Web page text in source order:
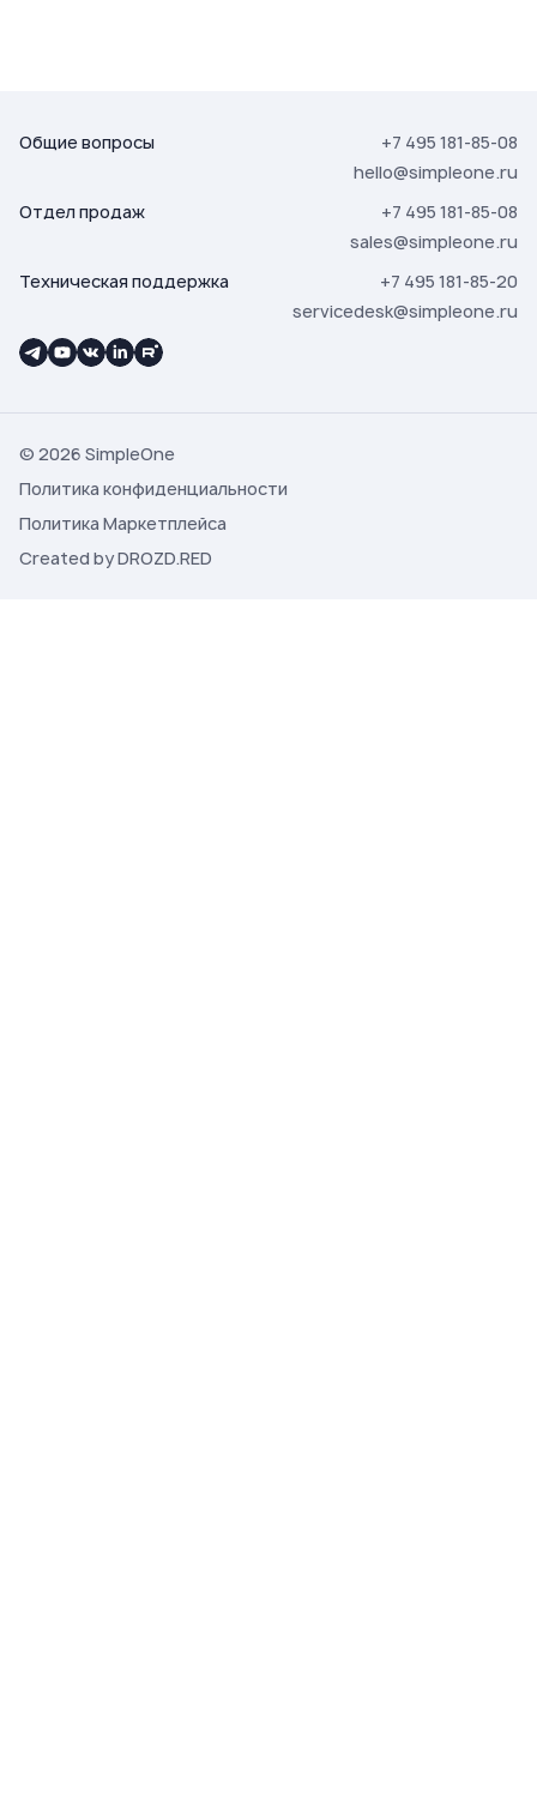
Общие вопросы
+7 495 181-85-08
hello@simpleone.ru
Отдел продаж
+7 495 181-85-08
sales@simpleone.ru
Техническая поддержка
+7 495 181-85-20
servicedesk@simpleone.ru
© 2026 SimpleOne
Политика конфиденциальности
Политика Маркетплейса
Created by DROZD.RED